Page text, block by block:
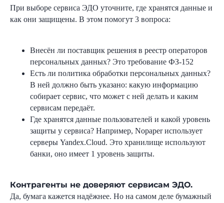
При выборе сервиса ЭДО уточните, где хранятся данные и
как они защищены. В этом помогут 3 вопроса:
Внесён ли поставщик решения в реестр операторов
персональных данных? Это требование ФЗ-152
Есть ли политика обработки персональных данных?
В ней должно быть указано: какую информацию
собирает сервис, что может с ней делать и каким
сервисам передаёт.
Где хранятся данные пользователей и какой уровень
защиты у сервиса? Например, Nopaper использует
серверы Yandex.Cloud. Это хранилище используют
банки, оно имеет 1 уровень защиты.
Контрагенты не доверяют сервисам ЭДО.
Да, бумага кажется надёжнее. Но на самом деле бумажный